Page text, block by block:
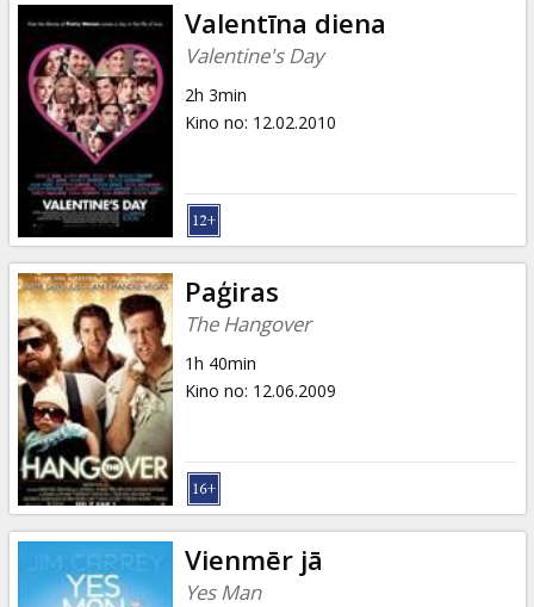
Valentīna diena
Valentine's Day
2h 3min
Kino no: 12.02.2010
Paģiras
The Hangover
1h 40min
Kino no: 12.06.2009
Vienmēr jā
Yes Man